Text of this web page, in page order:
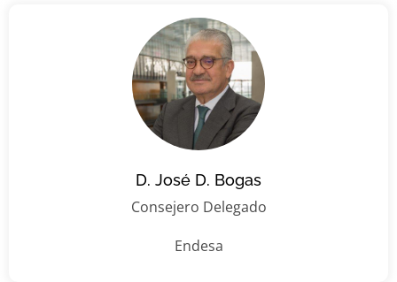
D. José D. Bogas
Consejero Delegado
Endesa